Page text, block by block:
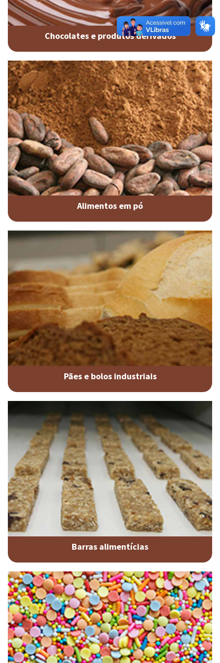
Chocolates e produtos derivados
Alimentos em pó
Pães e bolos industriais
Barras alimentícias